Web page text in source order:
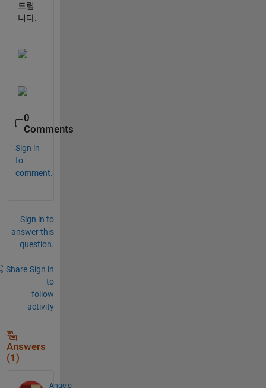
드립
니다.
0
Comments
Sign in
to
comment.
Sign in to
answer this
question.
Share Sign in
to
follow
activity
Answers
(1)
Angelo